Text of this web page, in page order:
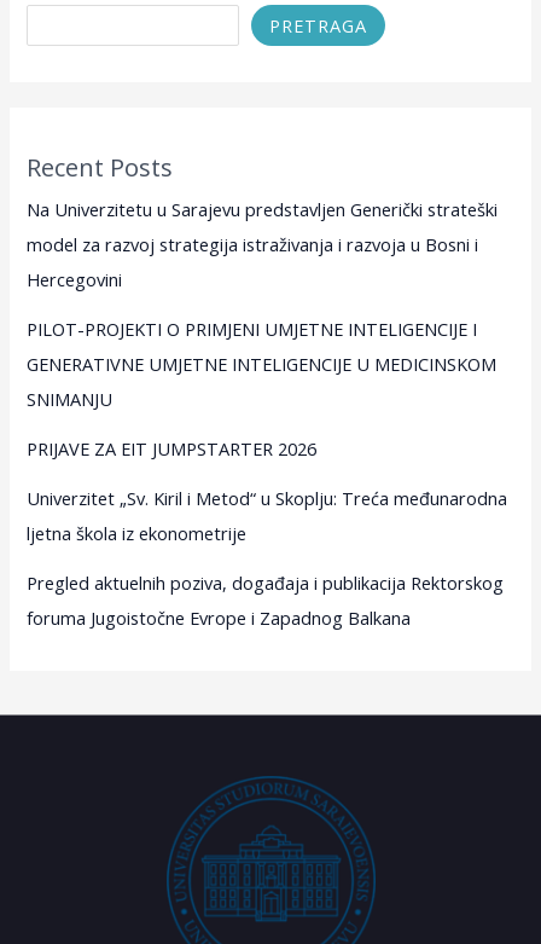
PRETRAGA
Recent Posts
Na Univerzitetu u Sarajevu predstavljen Generički strateški
model za razvoj strategija istraživanja i razvoja u Bosni i
Hercegovini
PILOT-PROJEKTI O PRIMJENI UMJETNE INTELIGENCIJE I
GENERATIVNE UMJETNE INTELIGENCIJE U MEDICINSKOM
SNIMANJU
PRIJAVE ZA EIT JUMPSTARTER 2026
Univerzitet „Sv. Kiril i Metod“ u Skoplju: Treća međunarodna
ljetna škola iz ekonometrije
Pregled aktuelnih poziva, događaja i publikacija Rektorskog
foruma Jugoistočne Evrope i Zapadnog Balkana